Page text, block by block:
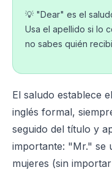
💡 "Dear" es el
Usa el apellido si lo
no sabes quién
El saludo establece
inglés formal,
seguido del título y
importante: "Mr." se
mujeres (sin